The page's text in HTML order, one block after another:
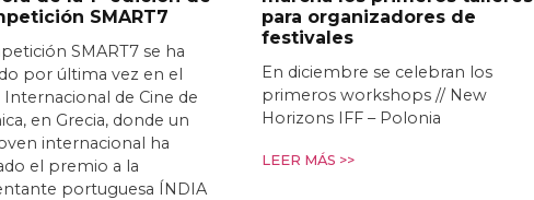
SMART7
SMART7 se ha
por última vez en el
Internacional de Cine de
en Grecia, donde un
internacional ha
el premio a la
portuguesa ÍNDIA
para organizadores de
festivales
En diciembre se celebran los
primeros workshops // New
Horizons IFF – Polonia
LEER MÁS >>